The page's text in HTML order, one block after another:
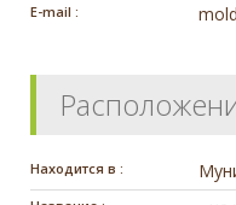
E-mail :
Находится в :